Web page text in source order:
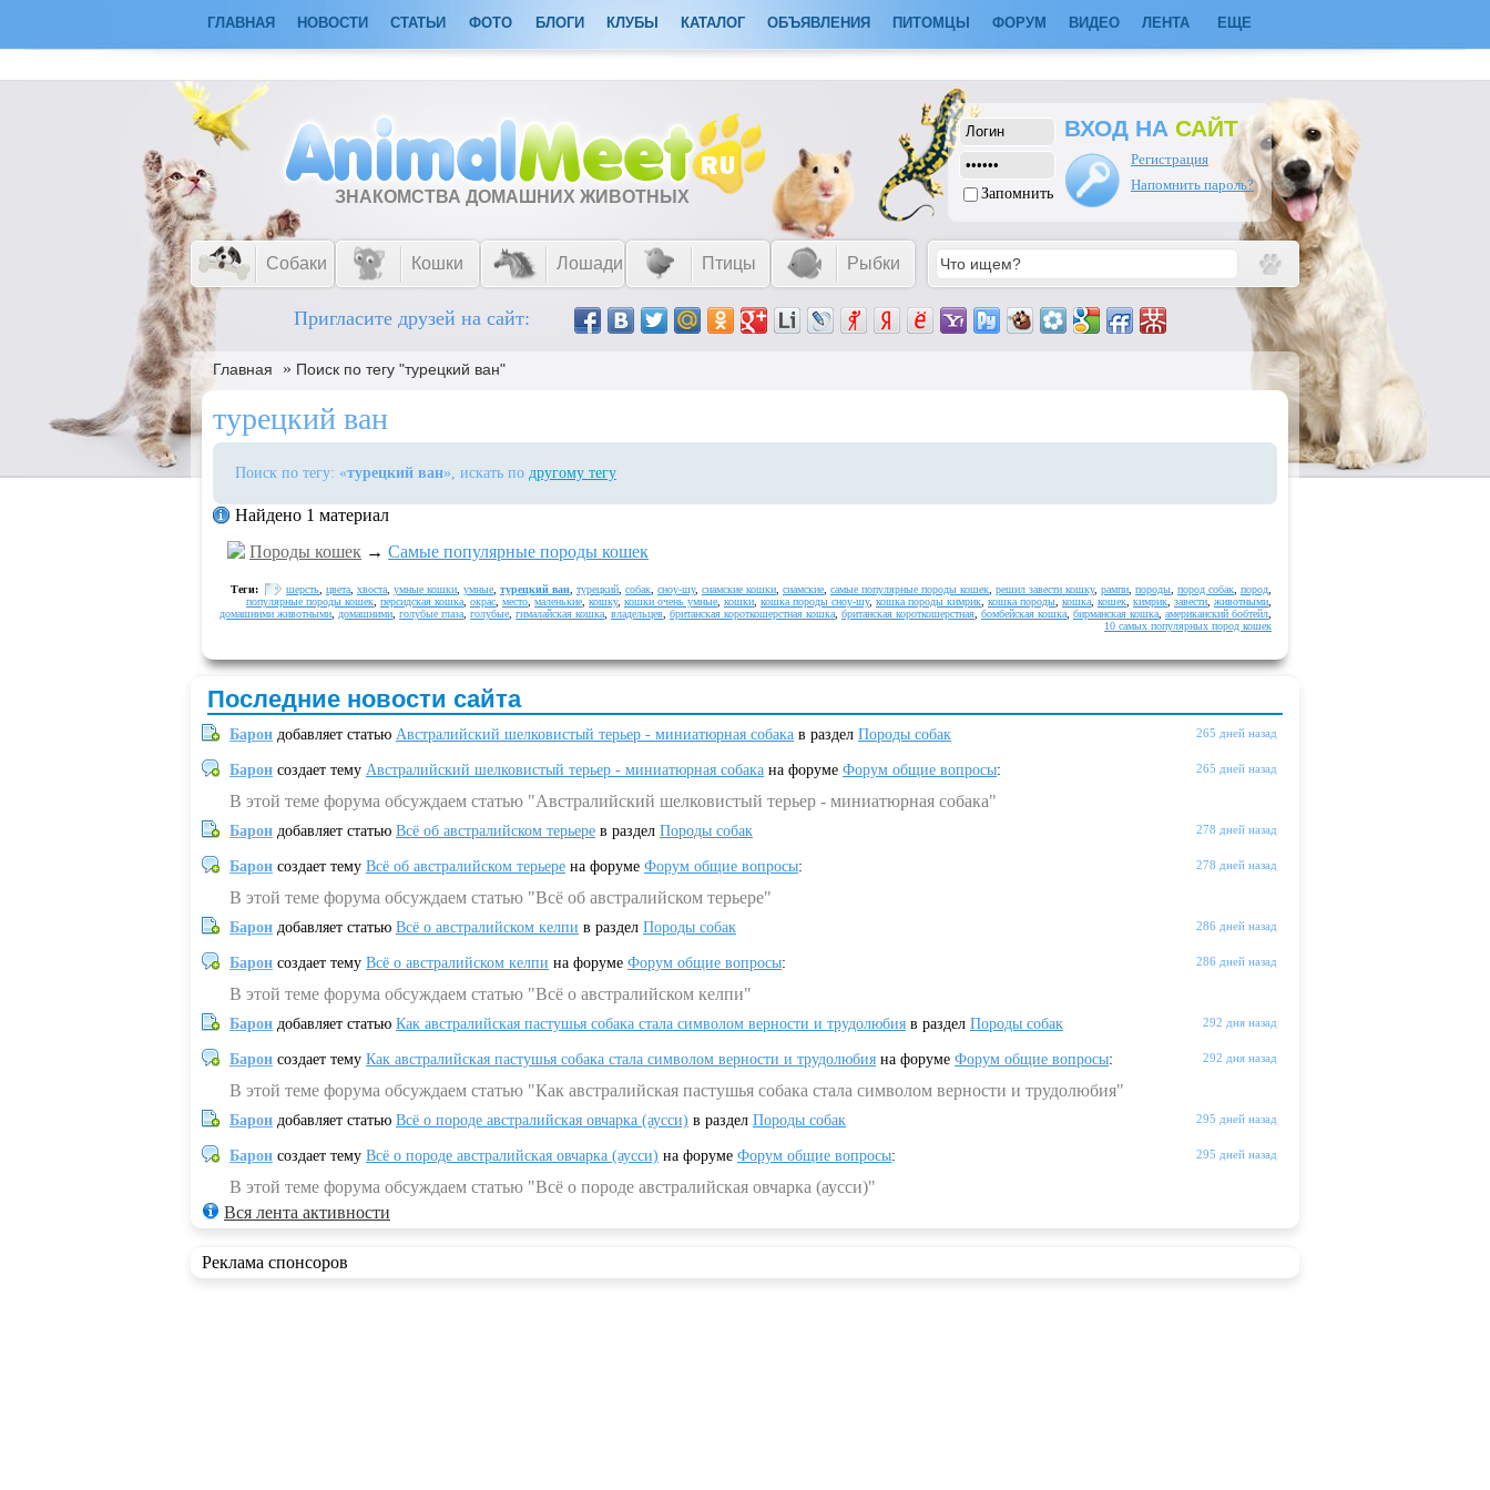
ГЛАВНАЯ НОВОСТИ СТАТЬИ ФОТО БЛОГИ КЛУБЫ КАТАЛОГ ОБЪЯВЛЕНИЯ ПИТОМЦЫ ФОРУМ ВИДЕО ЛЕНТА ЕЩЕ
ЗНАКОМСТВА ДОМАШНИХ ЖИВОТНЫХ Запомнить
ВХОД НА САЙТ
Регистрация
Напомнить пароль?
Собаки Кошки Лошади Птицы Рыбки
Пригласите друзей на сайт:
Главная » Поиск по тегу "турецкий ван"
турецкий ван
Поиск по тегу: «турецкий ван», искать по другому тегу
Найдено 1 материал
Породы кошек → Самые популярные породы кошек
Теги: шерсть цвета хвоста умные кошки умные турецкий ван турецкий собак сноу-шу, сиамские кошки сиамские самые популярные породы кошек решил завести кошку, рампи породы пород собак пород
популярные породы кошек персидская кошка окрас место маленькие кошку, кошки очень умные кошки кошка породы сноу-шу, кошка породы кимрик кошка породы кошка кошек кимрик завести животными
домашними животными
домашними голубые глаза голубые гималайская кошка владельцев британская короткошерстная кошка британская короткошерстная бомбейская кошка бирманская кошка американский бобтейл
10 самых популярных пород кошек
Последние новости сайта
265 дней назад
Барон добавляет статью Австралийский шелковистый терьер - миниатюрная собака в раздел Породы собак
265 дней назад
Барон создает тему Австралийский шелковистый терьер - миниатюрная собака на форуме Форум общие вопросы:
В этой теме форума обсуждаем статью "Австралийский шелковистый терьер - миниатюрная собака"
278 дней назад
Барон добавляет статью Всё об австралийском терьере в раздел Породы собак
278 дней назад
Барон создает тему Всё об австралийском терьере на форуме Форум общие вопросы:
В этой теме форума обсуждаем статью "Всё об австралийском терьере"
286 дней назад
Барон добавляет статью Всё о австралийском келпи в раздел Породы собак
286 дней назад
Барон создает тему Всё о австралийском келпи на форуме Форум общие вопросы:
В этой теме форума обсуждаем статью "Всё о австралийском келпи"
292 дня назад
Барон добавляет статью Как австралийская пастушья собака стала символом верности и трудолюбия в раздел Породы собак
292 дня назад
Барон создает тему Как австралийская пастушья собака стала символом верности и трудолюбия на форуме Форум общие вопросы:
В этой теме форума обсуждаем статью "Как австралийская пастушья собака стала символом верности и трудолюбия"
295 дней назад
Барон добавляет статью Всё о породе австралийская овчарка (аусси) в раздел Породы собак
295 дней назад
Барон создает тему Всё о породе австралийская овчарка (аусси) на форуме Форум общие вопросы:
В этой теме форума обсуждаем статью "Всё о породе австралийская овчарка (аусси)"
Вся лента активности
Реклама спонсоров